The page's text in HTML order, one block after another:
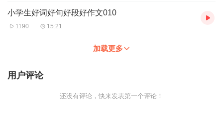
小学生好词好句好段好作文010
1190 15:21
加载更多
用户评论
还没有评论，快来发表第一个评论！